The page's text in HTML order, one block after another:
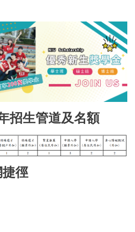
招生管道及名額
徑